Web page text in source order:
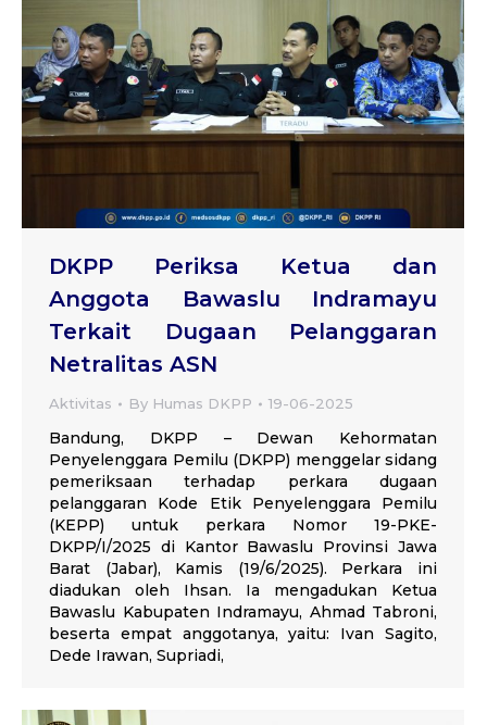
DKPP Periksa Ketua dan
Anggota Bawaslu Indramayu
Terkait Dugaan Pelanggaran
Netralitas ASN
Aktivitas By Humas DKPP 19-06-2025
Bandung, DKPP – Dewan Kehormatan
Penyelenggara Pemilu (DKPP) menggelar sidang
pemeriksaan terhadap perkara dugaan
pelanggaran Kode Etik Penyelenggara Pemilu
(KEPP) untuk perkara Nomor 19-PKE-
DKPP/I/2025 di Kantor Bawaslu Provinsi Jawa
Barat (Jabar), Kamis (19/6/2025). Perkara ini
diadukan oleh Ihsan. Ia mengadukan Ketua
Bawaslu Kabupaten Indramayu, Ahmad Tabroni,
beserta empat anggotanya, yaitu: Ivan Sagito,
Dede Irawan, Supriadi,